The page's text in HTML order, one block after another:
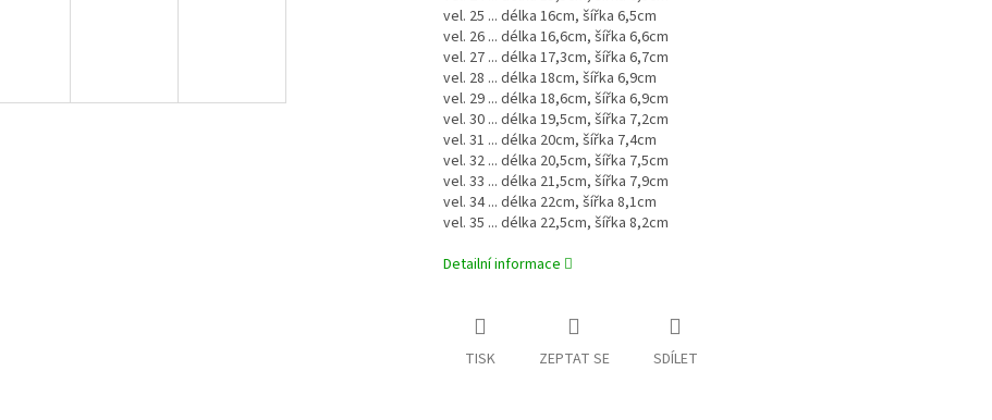
vel. 25 ... délka 16cm, šířka 6,5cm
vel. 26 ... délka 16,6cm, šířka 6,6cm
vel. 27 ... délka 17,3cm, šířka 6,7cm
vel. 28 ... délka 18cm, šířka 6,9cm
vel. 29 ... délka 18,6cm, šířka 6,9cm
vel. 30 ... délka 19,5cm, šířka 7,2cm
vel. 31 ... délka 20cm, šířka 7,4cm
vel. 32 ... délka 20,5cm, šířka 7,5cm
vel. 33 ... délka 21,5cm, šířka 7,9cm
vel. 34 ... délka 22cm, šířka 8,1cm
vel. 35 ... délka 22,5cm, šířka 8,2cm
Detailní informace
TISK ZEPTAT SE SDÍLET